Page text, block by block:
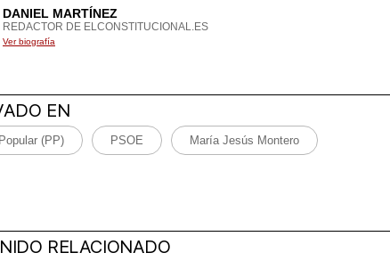
DANIEL MARTÍNEZ
REDACTOR DE ELCONSTITUCIONAL.ES
Ver biografía
EN
(PP) PSOE María Jesús Montero
RELACIONADO